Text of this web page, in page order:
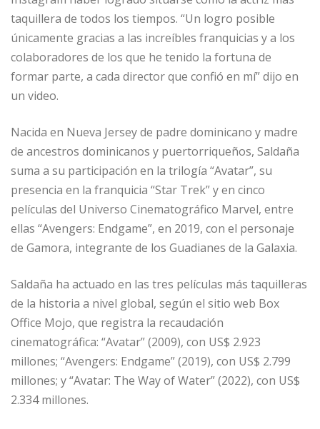
taquillera de todos los tiempos. “Un logro posible
únicamente gracias a las increíbles franquicias y a los
colaboradores de los que he tenido la fortuna de
formar parte, a cada director que confió en mí” dijo en
un video.
Nacida en Nueva Jersey de padre dominicano y madre
de ancestros dominicanos y puertorriqueños, Saldaña
suma a su participación en la trilogía “Avatar”, su
presencia en la franquicia “Star Trek” y en cinco
películas del Universo Cinematográfico Marvel, entre
ellas “Avengers: Endgame”, en 2019, con el personaje
de Gamora, integrante de los Guadianes de la Galaxia.
Saldaña ha actuado en las tres películas más taquilleras
de la historia a nivel global, según el sitio web Box
Office Mojo, que registra la recaudación
cinematográfica: “Avatar” (2009), con US$ 2.923
millones; “Avengers: Endgame” (2019), con US$ 2.799
millones; y “Avatar: The Way of Water” (2022), con US$
2.334 millones.